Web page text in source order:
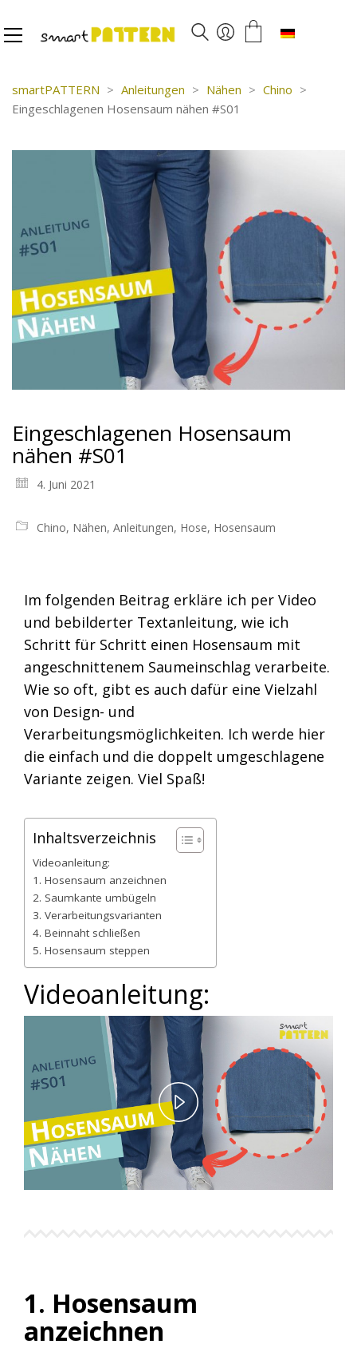
smartPATTERN > Anleitungen > Nähen > Chino >
Eingeschlagenen Hosensaum nähen #S01
Eingeschlagenen Hosensaum
nähen #S01
4. Juni 2021
Chino, Nähen, Anleitungen, Hose, Hosensaum
Im folgenden Beitrag erkläre ich per Video
und bebilderter Textanleitung, wie ich
Schritt für Schritt einen Hosensaum mit
angeschnittenem Saumeinschlag verarbeite.
Wie so oft, gibt es auch dafür eine Vielzahl
von Design- und
Verarbeitungsmöglichkeiten. Ich werde hier
die einfach und die doppelt umgeschlagene
Variante zeigen. Viel Spaß!
Inhaltsverzeichnis
Videoanleitung:
1. Hosensaum anzeichnen
2. Saumkante umbügeln
3. Verarbeitungsvarianten
4. Beinnaht schließen
5. Hosensaum steppen
Videoanleitung:
Play
Video
1. Hosensaum
anzeichnen